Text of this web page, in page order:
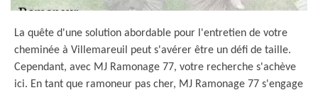
La quête d'une solution abordable pour l'entretien de votre
cheminée à Villemareuil peut s'avérer être un défi de taille.
Cependant, avec MJ Ramonage 77, votre recherche s'achève
ici. En tant que ramoneur pas cher, MJ Ramonage 77 s'engage